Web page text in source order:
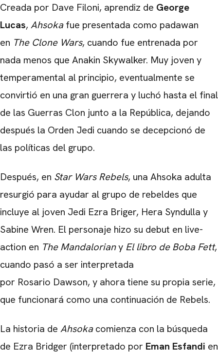
Creada por Dave Filoni, aprendiz de George
Lucas, Ahsokafue presentada como padawan
en The Clone Wars, cuando fue entrenada por
nada menos que Anakin Skywalker. Muy joven y
temperamental al principio, eventualmente se
convirtió en una gran guerrera y luchó hasta el final
de las Guerras Clon junto a la República, dejando
después la Orden Jedi cuando se decepcionó de
las políticas del grupo.
Después, en Star Wars Rebels, una Ahsoka adulta
resurgió para ayudar al grupo de rebeldes que
incluye al joven Jedi Ezra Briger, Hera Syndulla y
Sabine Wren. El personaje hizo su debut en live-
action en The Mandaloriany El libro de Boba Fett,
cuando pasó a ser interpretada
por Rosario Dawson, y ahora tiene su propia serie,
que funcionará como una continuación de Rebels.
La historia de Ahsokacomienza con la búsqueda
de Ezra Bridger (interpretado por Eman Esfandi en